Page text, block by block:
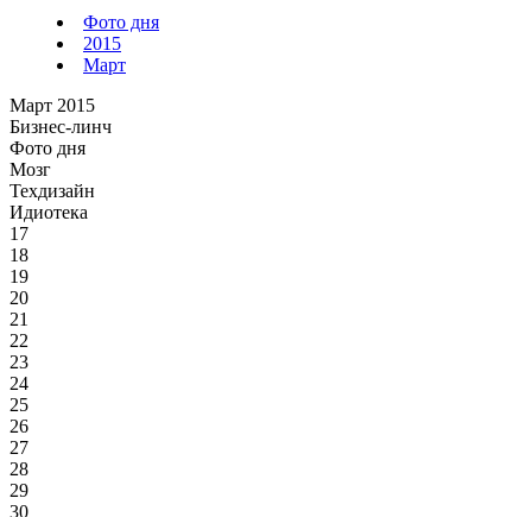
Фото дня
2015
Март
Март 2015
Бизнес-линч
Фото дня
Мозг
Техдизайн
Идиотека
17
18
19
20
21
22
23
24
25
26
27
28
29
30